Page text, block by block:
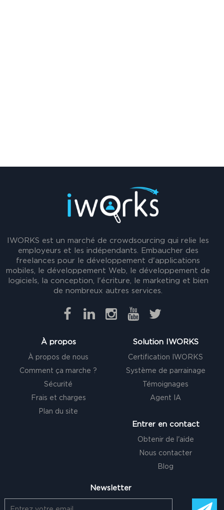
IWORKS est un marché de crowdsourcing qui relie les
employeurs et les indépendants. Embaucher des
freelances pour le développement d'applications
mobiles, le développement Web, le développement de
logiciels, la conception, l'écriture, le marketing et bien
de nombreux autres services.
À propos
À propos de nous
Comment ça marche ?
Sécurité
Frais et charges
Plan du site
Solution IWORKS
Certification IWORKS
Système de parrainage
Témoignages
Agent IA
Entrer en contact
Obtenir de l'aide
Nous contacter
Blog
Newsletter